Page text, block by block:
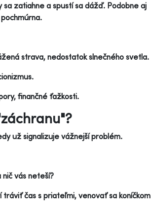
zatiahne a spustí sa dážď. Podobne aj
strava, nedostatok slnečného svetla.
finančné ťažkosti.
už signalizuje vážnejší problém.
vás neteší?
čas s priateľmi, venovať sa koníčkom